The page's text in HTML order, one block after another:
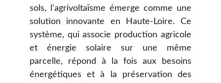
sols, l’agrivoltaïsme émerge comme une
solution innovante en Haute-Loire. Ce
système, qui associe production agricole
et énergie solaire sur une même
parcelle, répond à la fois aux besoins
énergétiques et à la préservation des